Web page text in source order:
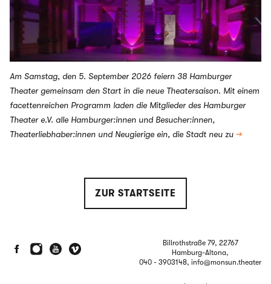
Am Samstag, den 5. September 2026 feiern 38 Hamburger
Theater gemeinsam den Start in die neue Theatersaison. Mit einem
facettenreichen Programm laden die Mitglieder des Hamburger
Theater e.V. alle Hamburger:innen und Besucher:innen,
Theaterliebhaber:innen und Neugierige ein, die Stadt neu zu →
ZUR STARTSEITE
Billrothstraße 79, 22767
Hamburg-Altona,
040 - 3903148, info@monsun.theater